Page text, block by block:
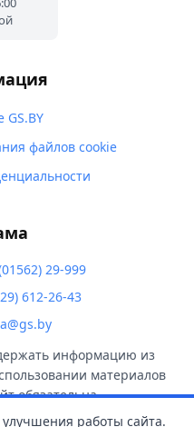
GS.BY
файлов cookie
29-999
612-26-43
информацию из
материалов
обязательна.
работы сайта.